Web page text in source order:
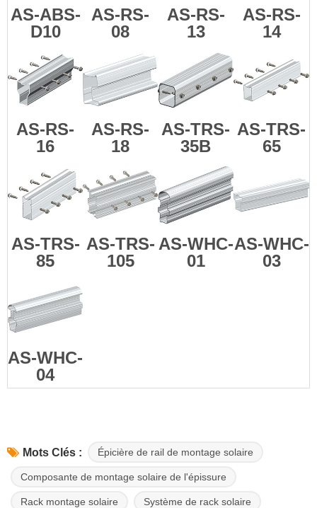
AS-ABS-
D10
AS-RS-
08
AS-RS-
13
AS-RS-
14
AS-RS-
16
AS-RS-
18
AS-TRS-
35B
AS-TRS-
65
AS-TRS-
85
AS-TRS-
105
AS-WHC-
01
AS-WHC-
03
AS-WHC-
04
Mots Clés : Épicière de rail de montage solaire
Composante de montage solaire de l'épissure
Rack montage solaire Système de rack solaire